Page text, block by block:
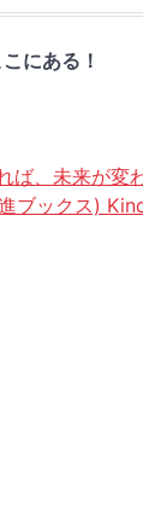
にある！
ば、未来が変
ブックス)